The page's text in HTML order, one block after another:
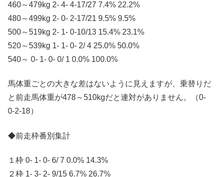
460～479kg 2- 4- 4-17/27 7.4% 22.2%
480～499kg 2- 0- 2-17/21 9.5% 9.5%
500～519kg 2- 1- 0-10/13 15.4% 23.1%
520～539kg 1- 1- 0- 2/ 4 25.0% 50.0%
540～ 0- 1- 0- 0/ 1 0.0% 100.0%
馬体重ごとの大きな差はないように見えますが、乗替りだ
と前走馬体重が478～510kgだと連対がありません。（0-
0-2-18）
◆前走枠番別集計
１枠 0- 1- 0- 6/ 7 0.0% 14.3%
２枠 1- 3- 2- 9/15 6.7% 26.7%